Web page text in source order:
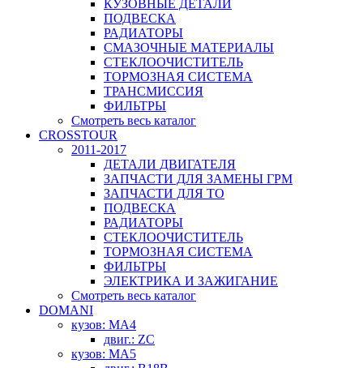
КУЗОВНЫЕ ДЕТАЛИ
ПОДВЕСКА
РАДИАТОРЫ
СМАЗОЧНЫЕ МАТЕРИАЛЫ
СТЕКЛООЧИСТИТЕЛЬ
ТОРМОЗНАЯ СИСТЕМА
ТРАНСМИССИЯ
ФИЛЬТРЫ
Смотреть весь каталог
CROSSTOUR
2011-2017
ДЕТАЛИ ДВИГАТЕЛЯ
ЗАПЧАСТИ ДЛЯ ЗАМЕНЫ ГРМ
ЗАПЧАСТИ ДЛЯ ТО
ПОДВЕСКА
РАДИАТОРЫ
СТЕКЛООЧИСТИТЕЛЬ
ТОРМОЗНАЯ СИСТЕМА
ФИЛЬТРЫ
ЭЛЕКТРИКА И ЗАЖИГАНИЕ
Смотреть весь каталог
DOMANI
кузов: MA4
двиг.: ZC
кузов: MA5